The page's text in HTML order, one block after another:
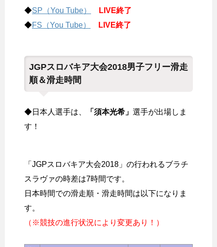
◆SP（You Tube）
LIVE終了
◆FS（You Tube） LIVE終了
JGPスロバキア大会2018男子フリー滑走
順＆滑走時間
◆日本人選手は、 「須本光希」 選手が出場しま
す！
「JGPスロバキア大会2018」の行われるブラチ
スラヴァの時差は7時間です。
日本時間での滑走順・滑走時間は以下になりま
す。
（※競技の進行状況により変更あり！）